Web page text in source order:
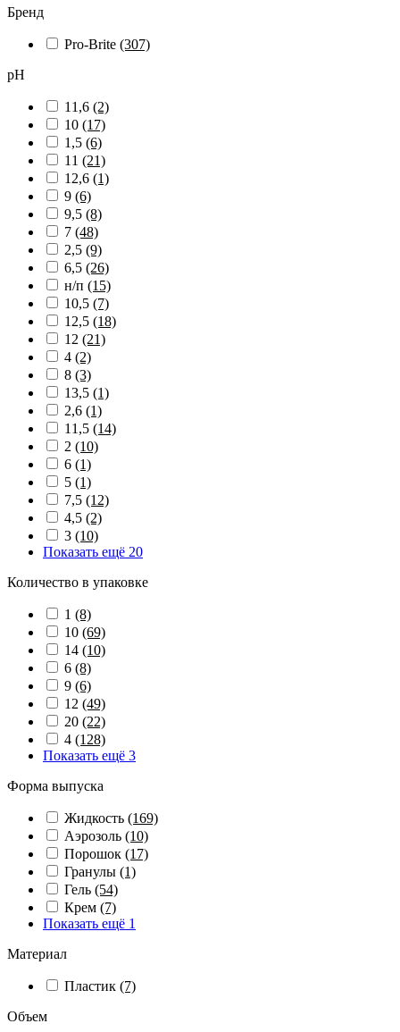
Бренд
Pro-Brite (307)
pH
11,6 (2)
10 (17)
1,5 (6)
11 (21)
12,6 (1)
9 (6)
9,5 (8)
7 (48)
2,5 (9)
6,5 (26)
н/п (15)
10,5 (7)
12,5 (18)
12 (21)
4 (2)
8 (3)
13,5 (1)
2,6 (1)
11,5 (14)
2 (10)
6 (1)
5 (1)
7,5 (12)
4,5 (2)
3 (10)
Показать ещё 20
Количество в упаковке
1 (8)
10 (69)
14 (10)
6 (8)
9 (6)
12 (49)
20 (22)
4 (128)
Показать ещё 3
Форма выпуска
Жидкость (169)
Аэрозоль (10)
Порошок (17)
Гранулы (1)
Гель (54)
Крем (7)
Показать ещё 1
Материал
Пластик (7)
Объем